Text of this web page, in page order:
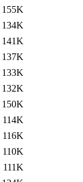
155K
134K
141K
137K
133K
132K
150K
114K
116K
110K
111K